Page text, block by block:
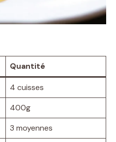
Quantité
4 cuisses
400g
3 moyennes